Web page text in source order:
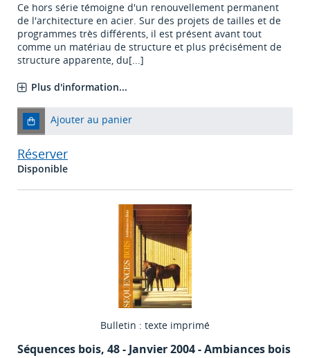
Ce hors série témoigne d'un renouvellement permanent
de l'architecture en acier. Sur des projets de tailles et de
programmes très différents, il est présent avant tout
comme un matériau de structure et plus précisément de
structure apparente, du[...]
Plus d'information...
Ajouter au panier
Réserver
Disponible
Bulletin : texte imprimé
Séquences bois, 48 - Janvier 2004 - Ambiances bois